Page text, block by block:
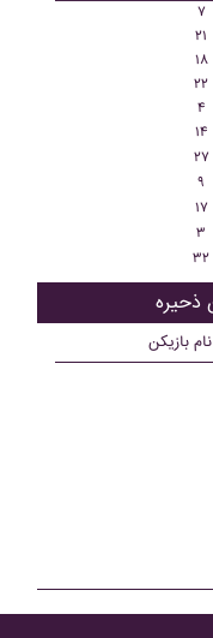
۷
۲۱
۱۸
۲۲
۴
۱۴
۲۷
۹
۱۷
۳
۳۲
نام بازیکن